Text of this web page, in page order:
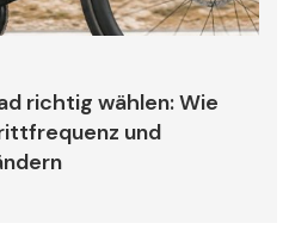
richtig wählen: Wie
und